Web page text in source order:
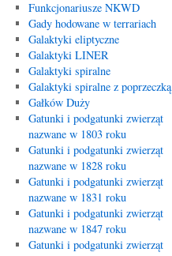
Funkcjonariusze NKWD
Gady hodowane w terrariach
Galaktyki eliptyczne
Galaktyki LINER
Galaktyki spiralne
Galaktyki spiralne z poprzeczką
Gałków Duży
Gatunki i podgatunki zwierząt
nazwane w 1803 roku
Gatunki i podgatunki zwierząt
nazwane w 1828 roku
Gatunki i podgatunki zwierząt
nazwane w 1831 roku
Gatunki i podgatunki zwierząt
nazwane w 1847 roku
Gatunki i podgatunki zwierząt